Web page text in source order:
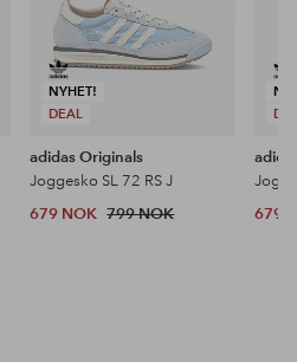
NYHET!
DEAL
adidas Originals
Joggesko SL 72 RS J
679 NOK 799 NOK
679